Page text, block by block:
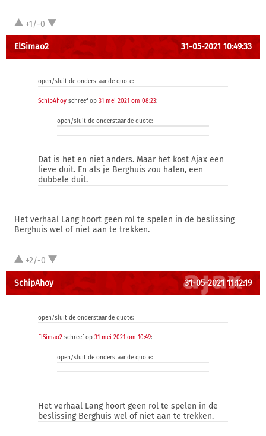
+1/-0
ElSimao2 31-05-2021 10:49:33
open/sluit de onderstaande quote:
SchipAhoy schreef op 31 mei 2021 om 08:23:
open/sluit de onderstaande quote:
Dat is het en niet anders. Maar het kost Ajax een
lieve duit. En als je Berghuis zou halen, een
dubbele duit.
Het verhaal Lang hoort geen rol te spelen in de beslissing
Berghuis wel of niet aan te trekken.
+2/-0
SchipAhoy 31-05-2021 11:12:19
open/sluit de onderstaande quote:
ElSimao2 schreef op 31 mei 2021 om 10:49:
open/sluit de onderstaande quote:
Het verhaal Lang hoort geen rol te spelen in de
beslissing Berghuis wel of niet aan te trekken.